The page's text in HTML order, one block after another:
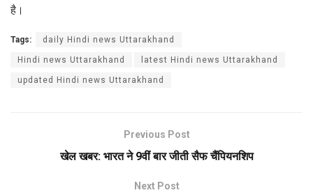
है।
Tags: daily Hindi news Uttarakhand
Hindi news Uttarakhand latest Hindi news Uttarakhand
updated Hindi news Uttarakhand
Previous Post
खेल खबर: भारत ने 9वीं बार जीती सैफ चैंपियनशिप
Next Post